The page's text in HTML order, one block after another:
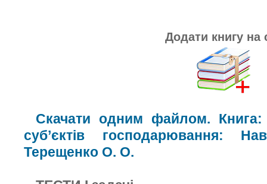
Додати книгу на
Скачати одним файлом. Книга:
суб’єктів господарювання:
Терещенко О. О.